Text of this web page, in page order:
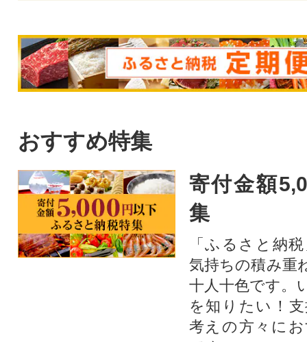
おすすめ特集
寄付金額
集
「ふるさと納
気持ちの積み重
十人十色です。
を知りたい！
考えの方々に